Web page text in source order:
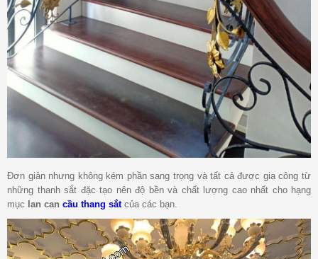
Đơn giản nhưng không kém phần sang trọng và tất cả được gia công từ
những thanh sắt đặc tạo nên độ bền và chất lượng cao nhất cho hạng
mục lan can cầu thang sắtcủa các bạn.